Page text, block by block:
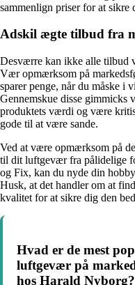
sammenlign priser for at sikre
Adskil ægte tilbud fra
Desværre kan ikke alle tilbud
Vær opmærksom på
sparer penge, når du måske i
Gennemskue disse gimmicks
produktets værdi og være
gode til at være sande.
Ved at være opmærksom på
til dit luftgevær fra pålidelige
og Fix, kan du nyde din
Husk, at det handler om at
kvalitet for at sikre dig den
Hvad er de mest
luftgevær på
hos Harald Nyborg?